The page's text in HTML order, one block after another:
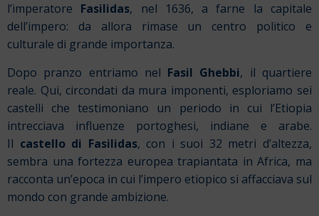
l’imperatore Fasilidas, nel 1636, a farne la capitale
dell’impero: da allora rimase un centro politico e
culturale di grande importanza.
Dopo pranzo entriamo nel Fasil Ghebbi, il quartiere
reale. Qui, circondati da mura imponenti, esploriamo sei
castelli che testimoniano un periodo in cui l’Etiopia
intrecciava influenze portoghesi, indiane e arabe.
Il castello di Fasilidas, con i suoi 32 metri d’altezza,
sembra una fortezza europea trapiantata in Africa, ma
racconta un’epoca in cui l’impero etiopico si affacciava sul
mondo con grande ambizione.